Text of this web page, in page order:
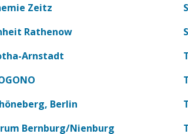
Zeitz
Rathenow
Arnstadt
Berlin
Bernburg/Nienburg